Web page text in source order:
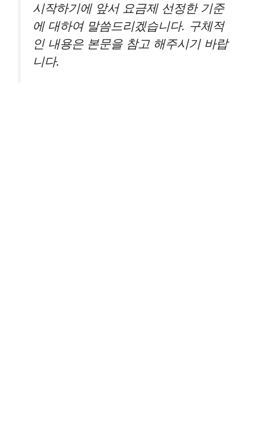
시작하기에 앞서 요금제 선정한 기준
에 대하여 말씀드리겠습니다. 구체적
인 내용은 본문을 참고 해주시기 바랍
니다.